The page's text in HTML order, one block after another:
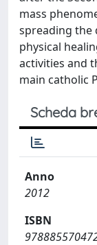
mass
spreading the
physical
activities and
main catholic
Scheda
Anno
2012
ISBN